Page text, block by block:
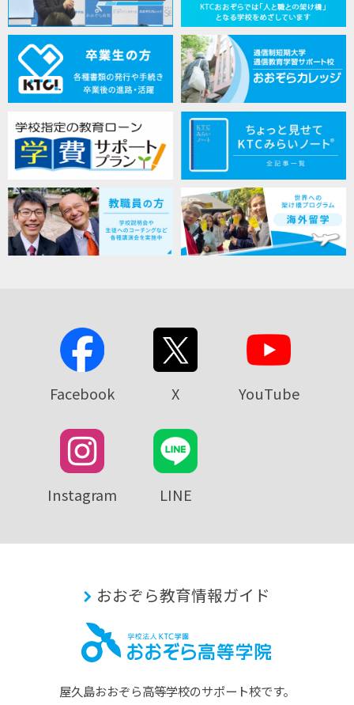
Facebook X YouTube
Instagram LINE
おおぞら教育情報ガイド
屋久島おおぞら⾼等学校のサポート校です。